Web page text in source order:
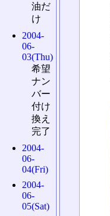
油だ
け
2004-
06-
03(Thu)
希望
ナン
バー
付け
換え
完了
2004-
06-
04(Fri)
2004-
06-
05(Sat)